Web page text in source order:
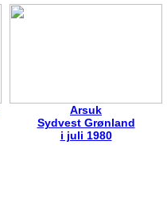
Arsuk
Sydvest Grønland
i juli 1980